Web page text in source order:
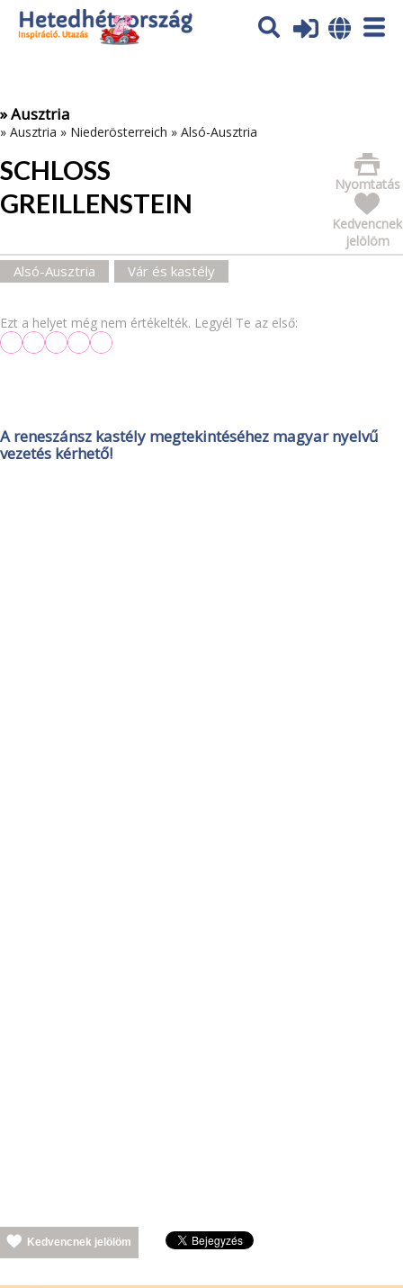
Az oldal sütiket (cookies) használ. További tájékoztatás itt:
Adatvédelmi tájékoztató
» Ausztria
» Ausztria » Niederösterreich » Alsó-Ausztria
SCHLOSS
GREILLENSTEIN
Nyomtatás
Kedvencnek
jelölöm
Alsó-Ausztria Vár és kastély
Ezt a helyet még nem értékelték. Legyél Te az első:
A reneszánsz kastély megtekintéséhez magyar nyelvű
vezetés kérhető!
Kedvencnek jelölöm